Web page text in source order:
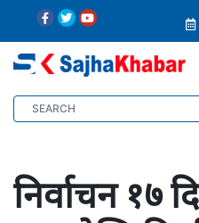
निर्वाचन १७